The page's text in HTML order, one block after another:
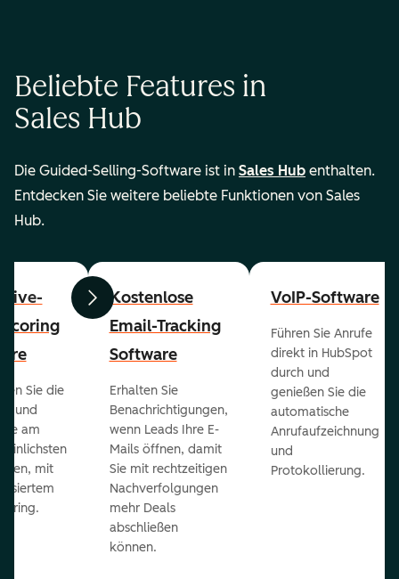
Beliebte Features in
Sales Hub
Die Guided-Selling-Software ist in Sales Hub enthalten.
Entdecken Sie weitere beliebte Funktionen von Sales
Hub.
ZurückWeiter
Sie die
und
am
mit
Kostenlose
Email-Tracking
Software
Erhalten Sie
Benachrichtigungen,
wenn Leads Ihre E-
Mails öffnen, damit
Sie mit rechtzeitigen
Nachverfolgungen
mehr Deals
abschließen
können.
VoIP-Software
Führen Sie Anrufe
direkt in HubSpot
durch und
genießen Sie die
automatische
Anrufaufzeichnung
und
Protokollierung.